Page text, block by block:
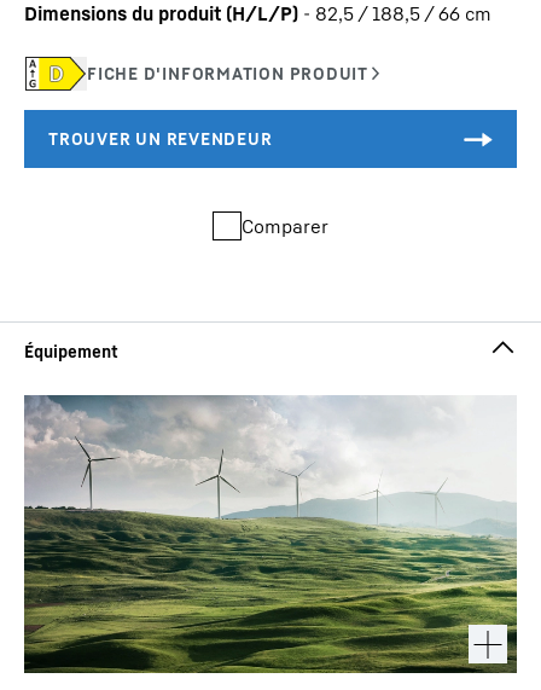
Dimensions du produit (H/L/P) - 82,5 / 188,5 / 66 cm
Comparer